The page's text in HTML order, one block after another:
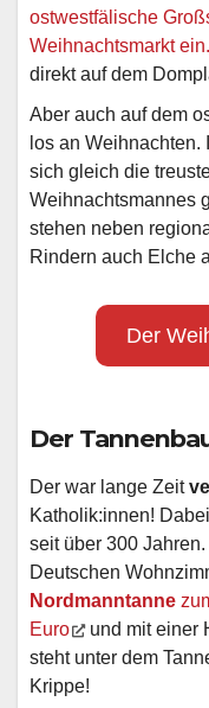
ostwestfälische
Weihnachtsmarkt ein.
direkt auf dem
Aber auch auf dem
los an
sich gleich die
Weihnachtsmannes
stehen neben
Rindern auch Elche
Der
Der
Der war lange Zeit
Katholik:innen!
seit über 300
Deutschen
Nordmanntanne
Euro
und mit einer
steht unter dem
Krippe!